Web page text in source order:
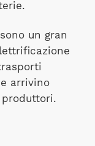
un gran
arrivino